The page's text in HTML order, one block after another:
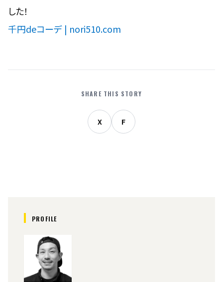
した！
千円deコーデ | nori510.com
SHARE THIS STORY
X F
PROFILE